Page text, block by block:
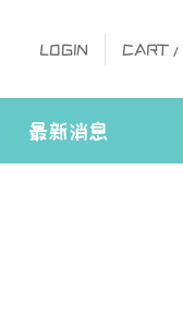
LOGIN CART /
最新消息